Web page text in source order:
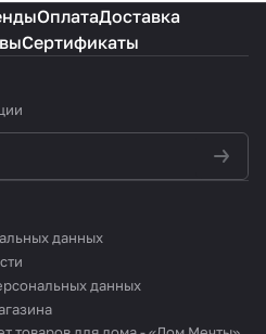
ОплатаДоставка
Сертификаты
данных
данных